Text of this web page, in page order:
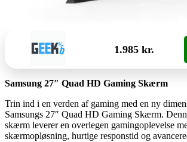
1.985 kr.
Samsung 27″ Quad HD Gaming Skærm
Trin ind i en verden af gaming med en ny
Samsungs 27″ Quad HD Gaming Skærm.
skærm leverer en overlegen gamingoplevelse
skærmopløsning, hurtige responstid og